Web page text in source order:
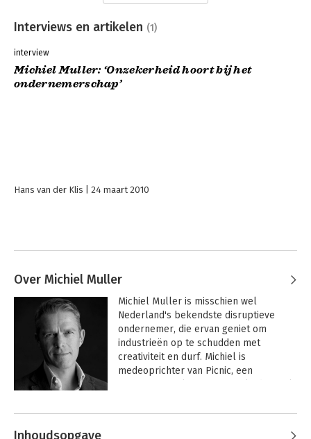
Interviews en artikelen (1)
interview
Michiel Muller: ‘Onzekerheid hoort bij het
ondernemerschap’
Hans van der Klis 24 maart 2010
Over Michiel Muller
Michiel Muller is misschien wel
Nederland's bekendste disruptieve
ondernemer, die ervan geniet om
industrieën op te schudden met
creativiteit en durf. Michiel is
medeoprichter van Picnic, een
Frankrijk. Ook was hij medeoprichter
Andere boeken door Michiel Muller
Inhoudsopgave